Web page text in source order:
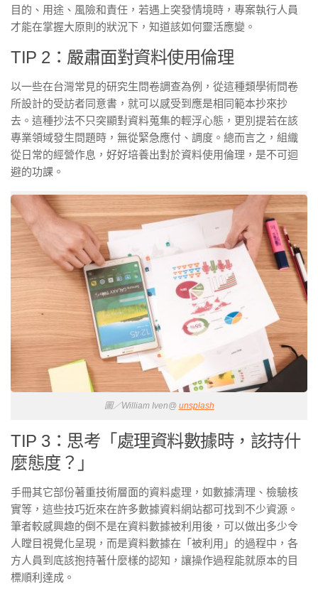
目的、用途、風險和責任，若遇上突發情境時，專案執行人員
才能在掌握大原則的狀況下，知道該如何靈活應變。
TIP 2：嚴肅面對資料使用倫理
以一些在台灣常見的研究生問卷調查為例，從這種類學術問卷
所設計的受訪者同意書，就可以感受到應是相同範本抄來抄
去。這種抄法不只突顯對資料蒐集的輕浮心態，更別提若在該
專業領域發生問題時，無從緊急應付、調度。總而言之，組織
從日常的經營作息，好好培養出對於資料使用倫理，是不可迴
避的功課。
圖／William Iven@ unsplash
TIP 3：思考「處理資料數據時，該持什
麼態度？」
手冊其它部份著重技術層面的資料處理，如數據清理、檢驗核
實等，這些技巧近來在許多數據資料網站都可找到不少資源。
筆者較感興趣的倒不是在資料數據被利用後，可以做出多少令
人瞠目視覺化呈現，而是資料數據在「被利用」的過程中，各
方人員到底該抱持著什麼樣的認知，讓操作過程能就原本的目
標順利達成。